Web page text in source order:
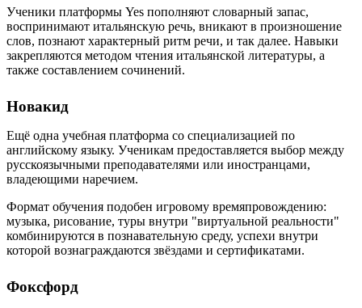
Ученики платформы Yes пополняют словарный запас,
воспринимают итальянскую речь, вникают в произношение
слов, познают характерный ритм речи, и так далее. Навыки
закрепляются методом чтения итальянской литературы, а
также составлением сочинений.
Новакид
Ещё одна учебная платформа со специализацией по
английскому языку. Ученикам предоставляется выбор между
русскоязычными преподавателями или иностранцами,
владеющими наречием.
Формат обучения подобен игровому времяпровождению:
музыка, рисование, туры внутри "виртуальной реальности"
комбинируются в познавательную среду, успехи внутри
которой вознаграждаются звёздами и сертификатами.
Фоксфорд